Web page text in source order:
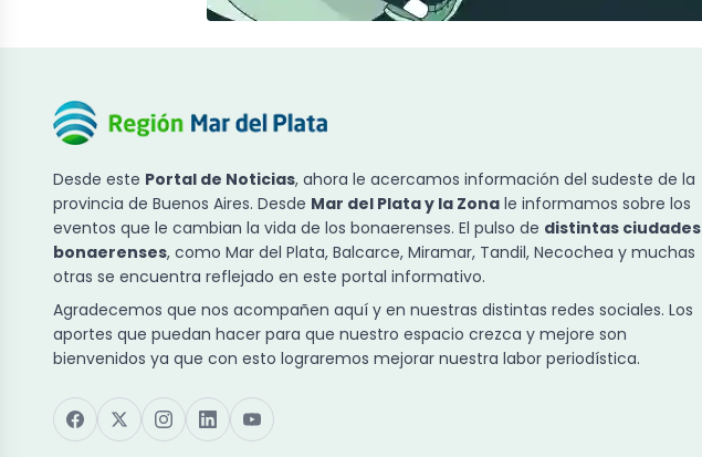
Desde este Portal de Noticias, ahora le acercamos información del sudeste de la
provincia de Buenos Aires. Desde Mar del Plata y la Zona le informamos sobre los
eventos que le cambian la vida de los bonaerenses. El pulso de distintas ciudades
bonaerenses, como Mar del Plata, Balcarce, Miramar, Tandil, Necochea y muchas
otras se encuentra reflejado en este portal informativo.
Agradecemos que nos acompañen aquí y en nuestras distintas redes sociales. Los
aportes que puedan hacer para que nuestro espacio crezca y mejore son
bienvenidos ya que con esto lograremos mejorar nuestra labor periodística.